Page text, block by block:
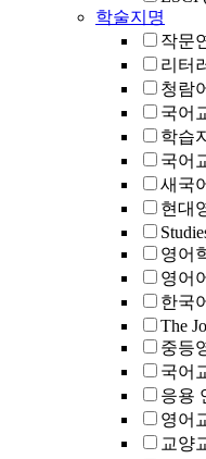
학술지명
작문
리터
청람
국어
학습
국어
새국
현대
영어
영어
한국
The
중등
국어
응용
영어
교양